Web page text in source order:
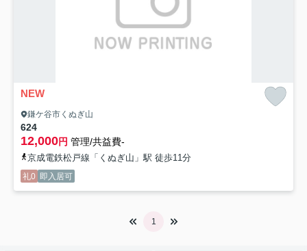
NEW
鎌ケ谷市くぬぎ山
624
12,000円 管理/共益費-
京成電鉄松戸線「くぬぎ山」駅 徒歩11分
礼0 即入居可
1